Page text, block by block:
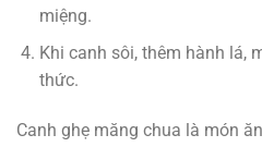
miệng.
Khi canh sôi, thêm hành lá,
thức.
Canh ghẹ măng chua là món